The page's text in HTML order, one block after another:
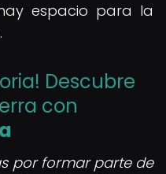
espacio para la
Descubre
con
por formar parte de